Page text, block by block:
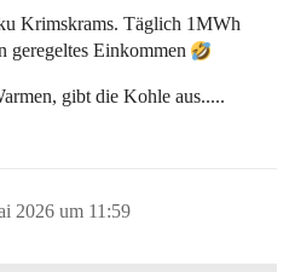
Krimskrams. Täglich 1MWh
geregeltes Einkommen
gibt die Kohle aus.....
2026 um 11:59